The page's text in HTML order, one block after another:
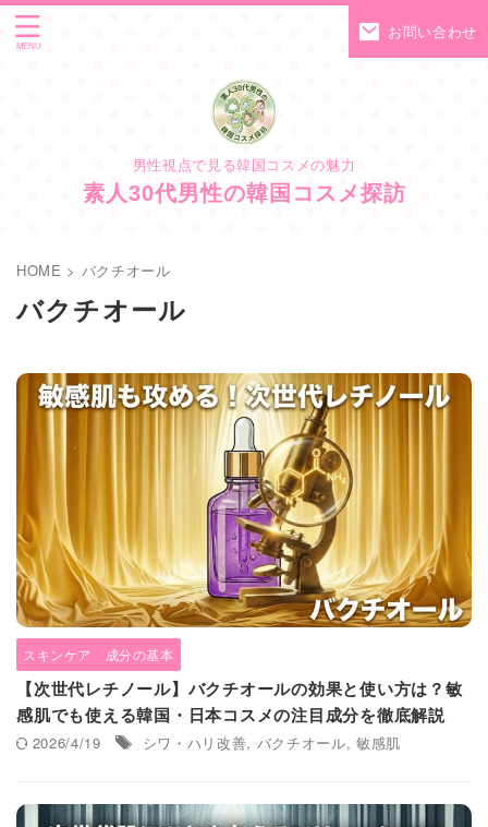
お問い合わせ
男性視点で見る韓国コスメの魅力
素人30代男性の韓国コスメ探訪
HOME > バクチオール
バクチオール
スキンケア 成分の基本
【次世代レチノール】バクチオールの効果と使い方は？敏
感肌でも使える韓国・日本コスメの注目成分を徹底解説
2026/4/19 シワ・ハリ改善, バクチオール, 敏感肌